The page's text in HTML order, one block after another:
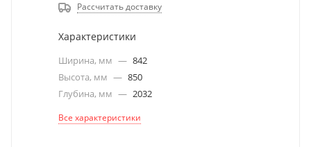
Рассчитать доставку
Характеристики
Ширина, мм — 842
Высота, мм — 850
Глубина, мм — 2032
Все характеристики